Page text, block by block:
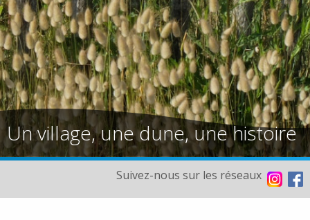
Un village, une dune, une histoire
Suivez-nous sur les réseaux